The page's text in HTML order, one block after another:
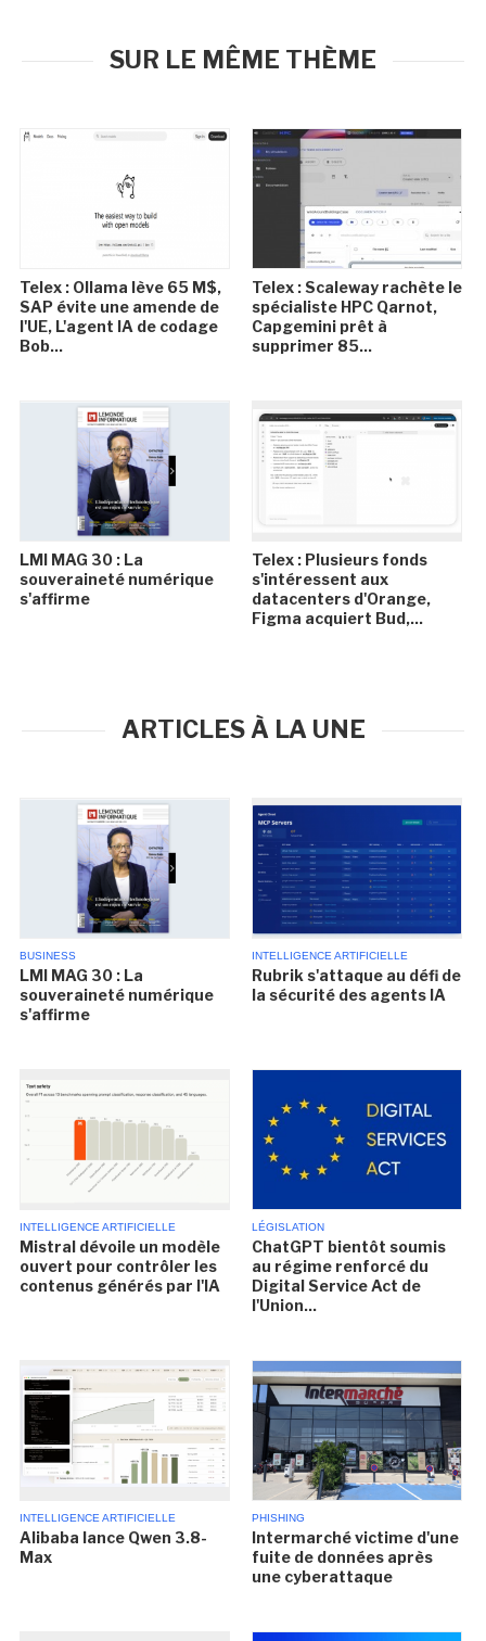
SUR LE MÊME THÈME
Telex : Ollama lève 65 M$,
SAP évite une amende de
l'UE, L'agent IA de codage
Bob...
Telex : Scaleway rachète le
spécialiste HPC Qarnot,
Capgemini prêt à
supprimer 85...
LMI MAG 30 : La
souveraineté numérique
s'affirme
Telex : Plusieurs fonds
s'intéressent aux
datacenters d'Orange,
Figma acquiert Bud,...
ARTICLES À LA UNE
BUSINESS
LMI MAG 30 : La
souveraineté numérique
s'affirme
INTELLIGENCE ARTIFICIELLE
Rubrik s'attaque au défi de
la sécurité des agents IA
INTELLIGENCE ARTIFICIELLE
Mistral dévoile un modèle
ouvert pour contrôler les
contenus générés par l'IA
LÉGISLATION
ChatGPT bientôt soumis
au régime renforcé du
Digital Service Act de
l'Union...
INTELLIGENCE ARTIFICIELLE
Alibaba lance Qwen 3.8-
Max
PHISHING
Intermarché victime d'une
fuite de données après
une cyberattaque